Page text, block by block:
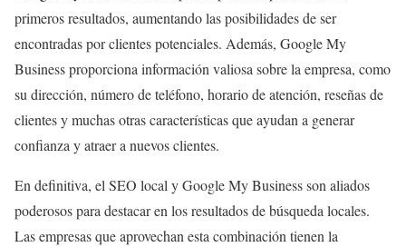
primeros resultados, aumentando las posibilidades de ser
encontradas por clientes potenciales. Además, Google My
Business proporciona información valiosa sobre la empresa, como
su dirección, número de teléfono, horario de atención, reseñas de
clientes y muchas otras características que ayudan a generar
confianza y atraer a nuevos clientes.
En definitiva, el SEO local y Google My Business son aliados
poderosos para destacar en los resultados de búsqueda locales.
Las empresas que aprovechan esta combinación tienen la